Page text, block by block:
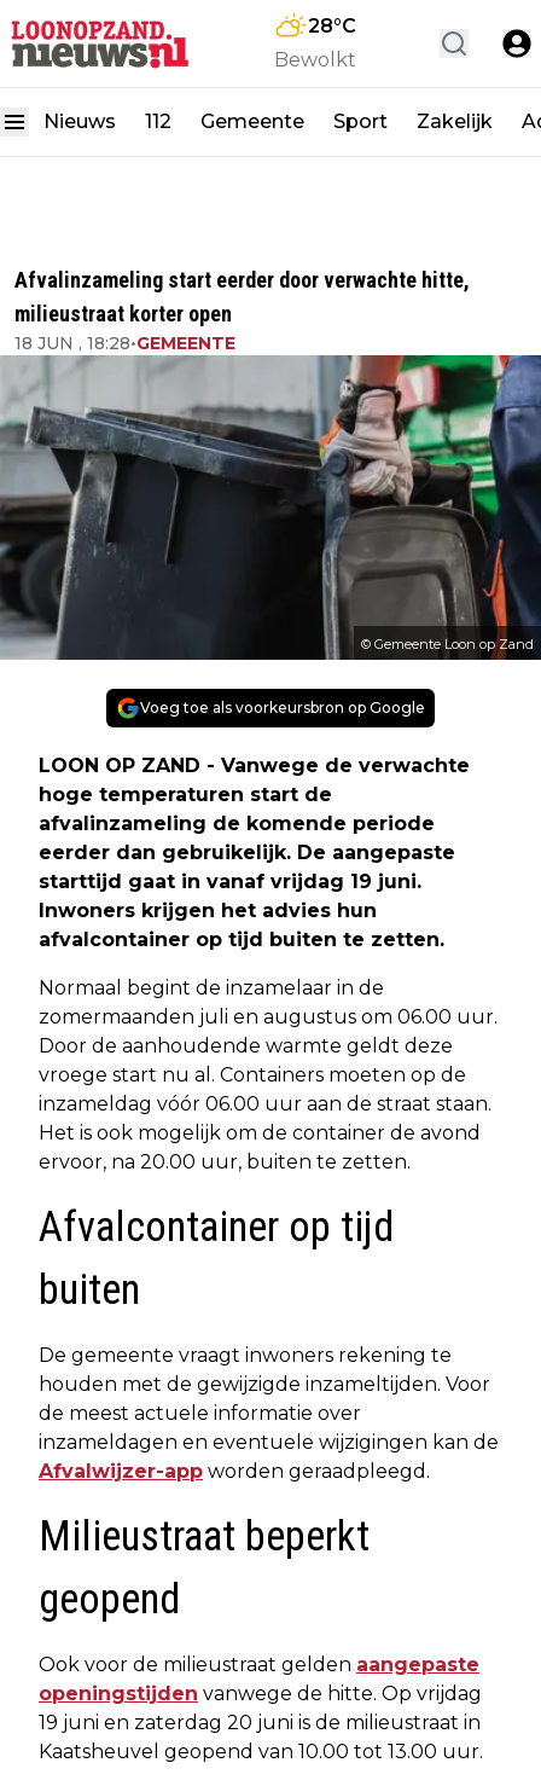
28°C
Bewolkt
Nieuws 112 Gemeente Sport Zakelijk
Afvalinzameling start eerder door verwachte hitte,
milieustraat korter open
18 JUN , 18:28•GEMEENTE
© Gemeente Loon op Zand
Voeg toe als voorkeursbron op Google
LOON OP ZAND - Vanwege de verwachte
hoge temperaturen start de
afvalinzameling de komende periode
eerder dan gebruikelijk. De aangepaste
starttijd gaat in vanaf vrijdag 19 juni.
Inwoners krijgen het advies hun
afvalcontainer op tijd buiten te zetten.
Normaal begint de inzamelaar in de
zomermaanden juli en augustus om 06.00 uur.
Door de aanhoudende warmte geldt deze
vroege start nu al. Containers moeten op de
inzameldag vóór 06.00 uur aan de straat staan.
Het is ook mogelijk om de container de avond
ervoor, na 20.00 uur, buiten te zetten.
Afvalcontainer op tijd
buiten
De gemeente vraagt inwoners rekening te
houden met de gewijzigde inzameltijden. Voor
de meest actuele informatie over
inzameldagen en eventuele wijzigingen kan de
Afvalwijzer-app worden geraadpleegd.
Milieustraat beperkt
geopend
Ook voor de milieustraat gelden aangepaste
openingstijden vanwege de hitte. Op vrijdag
19 juni en zaterdag 20 juni is de milieustraat in
Kaatsheuvel geopend van 10.00 tot 13.00 uur.